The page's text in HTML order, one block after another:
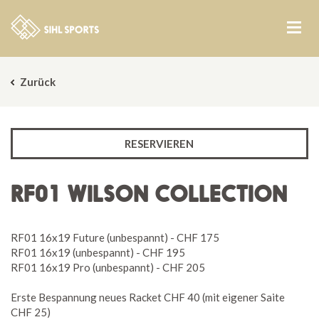
Zurück
RESERVIEREN
RF01 WILSON COLLECTION
RF01 16x19 Future (unbespannt) - CHF 175
RF01 16x19 (unbespannt) - CHF 195
RF01 16x19 Pro (unbespannt) - CHF 205
Erste Bespannung neues Racket CHF 40 (mit eigener Saite
CHF 25)